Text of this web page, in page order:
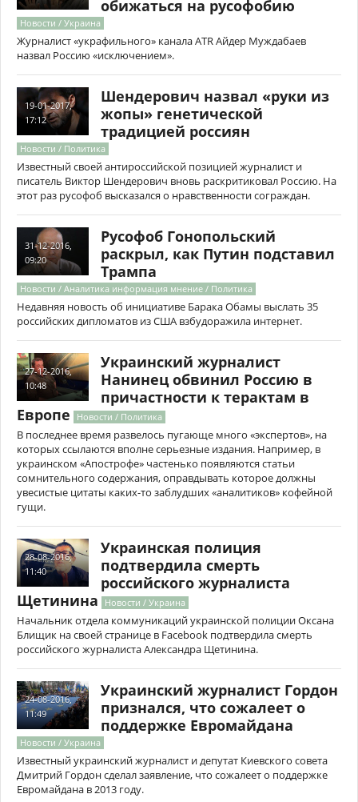
обижаться на русофобию
Новости / Украина
Журналист «украфильного» канала ATR Айдер Муждабаев
назвал Россию «исключением».
19-01-2017,
17:12
Шендерович назвал «руки из
жопы» генетической
традицией россиян
Новости / Политика
Известный своей антироссийской позицией журналист и
писатель Виктор Шендерович вновь раскритиковал Россию. На
этот раз русофоб высказался о нравственности сограждан.
31-12-2016,
09:20
Русофоб Гонопольский
раскрыл, как Путин подставил
Трампа
Новости / Аналитика информация мнение / Политика
Недавняя новость об инициативе Барака Обамы выслать 35
российских дипломатов из США взбудоражила интернет.
27-12-2016,
10:48
Украинский журналист
Нанинец обвинил Россию в
причастности к терактам в
Европе
Новости / Политика
В последнее время развелось пугающе много «экспертов», на
которых ссылаются вполне серьезные издания. Например, в
украинском «Апострофе» частенько появляются статьи
сомнительного содержания, оправдывать которое должны
увесистые цитаты каких-то заблудших «аналитиков» кофейной
гущи.
28-08-2016,
11:40
Украинская полиция
подтвердила смерть
российского журналиста
Щетинина
Новости / Украина
Начальник отдела коммуникаций украинской полиции Оксана
Блищик на своей странице в Facebook подтвердила смерть
российского журналиста Александра Щетинина.
24-08-2016,
11:49
Украинский журналист Гордон
признался, что сожалеет о
поддержке Евромайдана
Новости / Украина
Известный украинский журналист и депутат Киевского совета
Дмитрий Гордон сделал заявление, что сожалеет о поддержке
Евромайдана в 2013 году.